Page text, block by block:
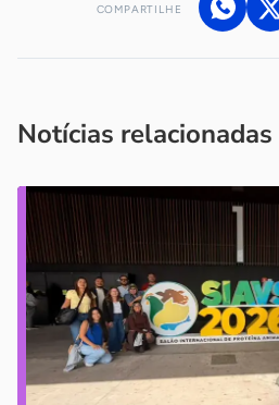
COMPARTILHE
Notícias relacionadas